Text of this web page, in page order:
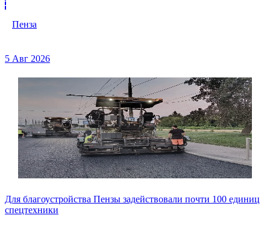
Пенза
5 Авг 2026
Для благоустройства Пензы задействовали почти 100 единиц
спецтехники